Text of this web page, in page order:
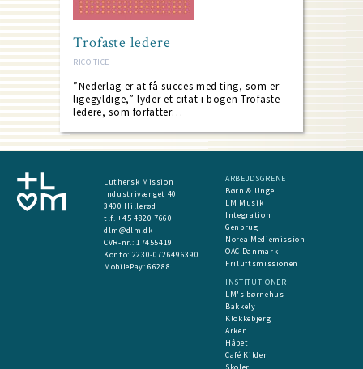
Trofaste ledere
RICO TICE
”Nederlag er at få succes med ting, som er
ligegyldige,” lyder et citat i bogen Trofaste
ledere, som forfatter…
Luthersk Mission
Industrivænget 40
3400 Hillerød
tlf. +45 4820 7660
dlm@dlm.dk
CVR-nr.: 17455419
​Konto: 2230-0726496390
MobilePay:66288
ARBEJDSGRENE
Børn & Unge
LM Musik
Integration
Genbrug
Norea Mediemission
OAC Danmark
Friluftsmissionen
INSTITUTIONER
LM's børnehus
Bakkely
Klokkebjerg
Arken
Håbet
Café Kilden